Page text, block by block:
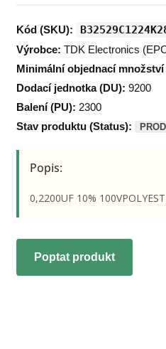
Kód (SKU):
Výrobce: TDK Electronics
Minimální objednací množství
Dodací jednotka (DU): 9200
Balení (PU): 2300
Stav produktu (Status):
Popis:
0,2200UF 10%
Poptat produkt